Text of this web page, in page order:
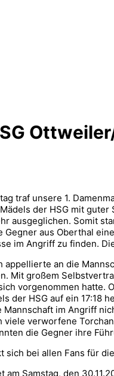
traf unsere 1.
der HSG mit
ausgeglichen. Somit
aus Oberthal
im Angriff zu finden.
appellierte an die
Mit großem
vorgenommen hatte.
der HSG auf ein 17:18
im Angriff
viele verworfene
die Gegner ihre
sich bei allen Fans für
am Samstag, den